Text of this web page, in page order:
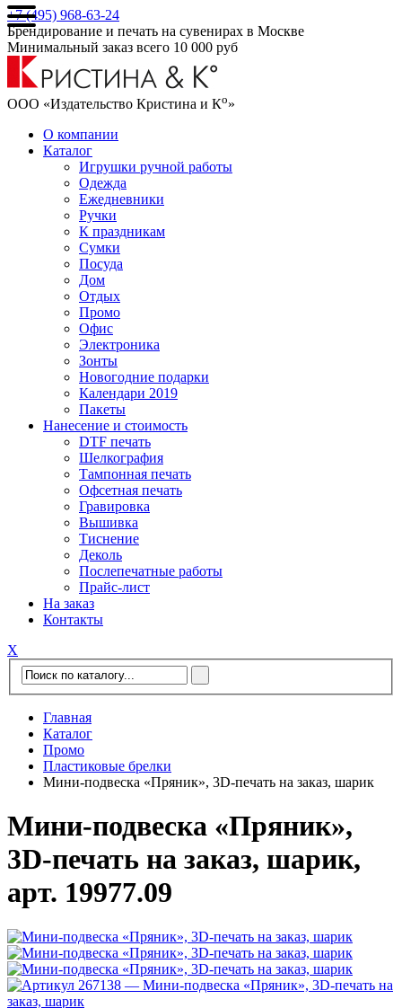
+7 (495) 968-63-24
Брендирование и печать на сувенирах в Москве
Минимальный заказ всего 10 000 руб
ООО «Издательство Кристина и Ко»
О компании
Каталог
Игрушки ручной работы
Одежда
Ежедневники
Ручки
К праздникам
Сумки
Посуда
Дом
Отдых
Промо
Офис
Электроника
Зонты
Новогодние подарки
Календари 2019
Пакеты
Нанесение и стоимость
DTF печать
Шелкография
Тампонная печать
Офсетная печать
Гравировка
Вышивка
Тиснение
Деколь
Послепечатные работы
Прайс-лист
На заказ
Контакты
Х
Главная
Каталог
Промо
Пластиковые брелки
Мини-подвеска «Пряник», 3D-печать на заказ, шарик
Мини-подвеска «Пряник»,
3D-печать на заказ, шарик,
арт. 19977.09